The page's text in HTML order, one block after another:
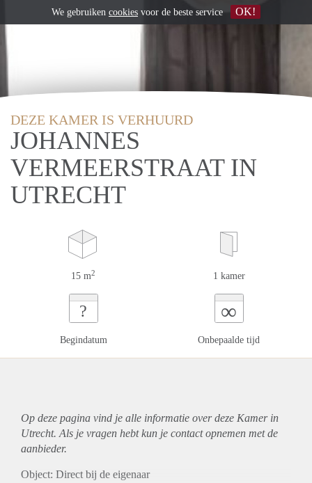
DEZE KAMER IS VERHUURD
JOHANNES
VERMEERSTRAAT IN
UTRECHT
15 m2 1 kamer
?
Begindatum
∞
Onbepaalde tijd
Op deze pagina vind je alle informatie over deze Kamer in
Utrecht. Als je vragen hebt kun je contact opnemen met de
aanbieder.
Object: Direct bij de eigenaar
We gebruiken cookies voor de beste service OK!